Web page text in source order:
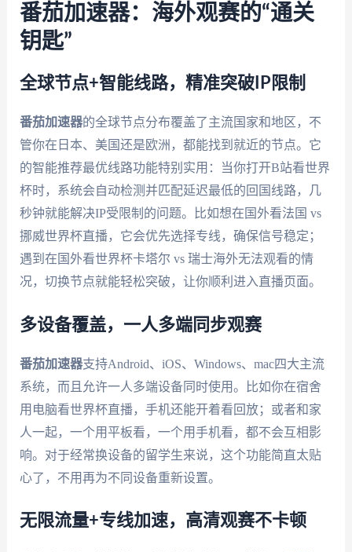
番茄加速器：海外观赛的“通关
钥匙”
全球节点+智能线路，精准突破IP限制
番茄加速器的全球节点分布覆盖了主流国家和地区，不
管你在日本、美国还是欧洲，都能找到就近的节点。它
的智能推荐最优线路功能特别实用：当你打开B站看世界
杯时，系统会自动检测并匹配延迟最低的回国线路，几
秒钟就能解决IP受限制的问题。比如想在国外看法国 vs
挪威世界杯直播，它会优先选择专线，确保信号稳定；
遇到在国外看世界杯卡塔尔 vs 瑞士海外无法观看的情
况，切换节点就能轻松突破，让你顺利进入直播页面。
多设备覆盖，一人多端同步观赛
番茄加速器支持Android、iOS、Windows、mac四大主流
系统，而且允许一人多端设备同时使用。比如你在宿舍
用电脑看世界杯直播，手机还能开着看回放；或者和家
人一起，一个用平板看，一个用手机看，都不会互相影
响。对于经常换设备的留学生来说，这个功能简直太贴
心了，不用再为不同设备重新设置。
无限流量+专线加速，高清观赛不卡顿